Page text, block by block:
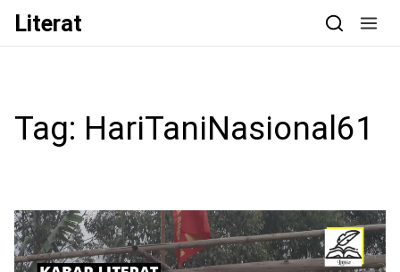
Skip to content
Literat
Tag: HariTaniNasional61